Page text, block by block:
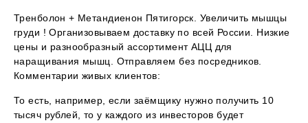
Тренболон + Метандиенон Пятигорск. Увеличить мышцы
груди ! Организовываем доставку по всей России. Низкие
цены и разнообразный ассортимент АЦЦ для
наращивания мышц. Отправляем без посредников.
Комментарии живых клиентов:
То есть, например, если заёмщику нужно получить 10
тысяч рублей, то у каждого из инвесторов будет